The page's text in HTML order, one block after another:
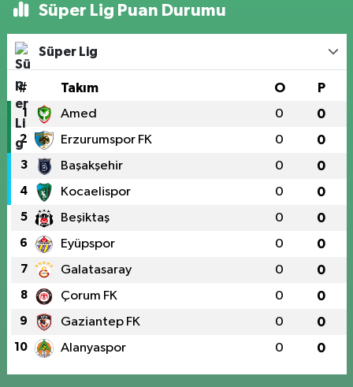
Süper Lig Puan Durumu
Süper Lig
# Takım O P
1 Amed 0 0
2 Erzurumspor FK 0 0
3 Başakşehir 0 0
4 Kocaelispor 0 0
5 Beşiktaş 0 0
6 Eyüpspor 0 0
7 Galatasaray 0 0
8 Çorum FK 0 0
9 Gaziantep FK 0 0
10 Alanyaspor 0 0